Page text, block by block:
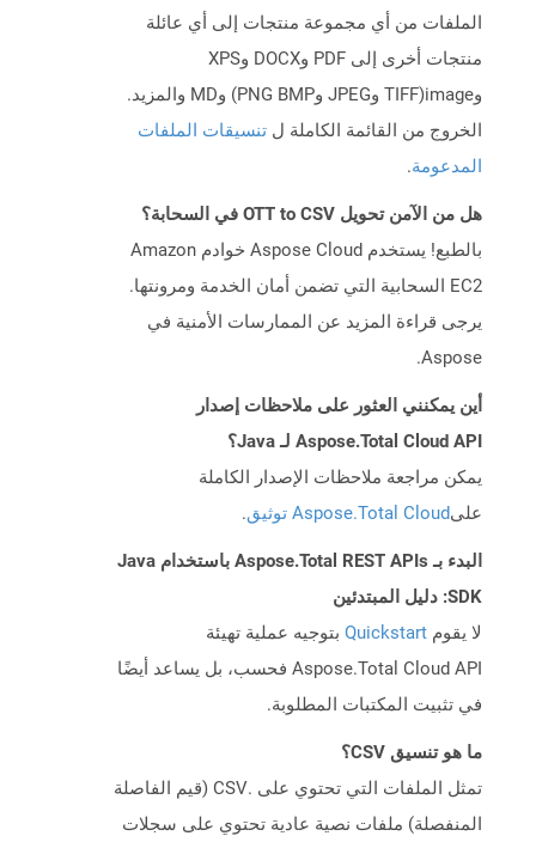
الملفات من أي مجموعة منتجات إلى أي عائلة
منتجات أخرى إلى PDF وDOCX وXPS
وimage(TIFF وJPEG وPNG BMP) وMD والمزيد.
الخروج من القائمة الكاملة ل تنسيقات الملفات
المدعومة.
هل من الآمن تحويل OTT to CSV في السحابة؟
بالطبع! يستخدم Aspose Cloud خوادم Amazon
EC2 السحابية التي تضمن أمان الخدمة ومرونتها.
يرجى قراءة المزيد عن الممارسات الأمنية في
Aspose.
أين يمكنني العثور على ملاحظات إصدار
Aspose.Total Cloud API لـ Java؟
يمكن مراجعة ملاحظات الإصدار الكاملة
علىAspose.Total Cloud توثيق .
البدء بـ Aspose.Total REST APIs باستخدام Java
SDK: دليل المبتدئين
لا يقوم Quickstart بتوجيه عملية تهيئة
Aspose.Total Cloud API فحسب، بل يساعد أيضًا
في تثبيت المكتبات المطلوبة.
ما هو تنسيق CSV؟
تمثل الملفات التي تحتوي على .CSV (قيم الفاصلة
المنفصلة) ملفات نصية عادية تحتوي على سجلات